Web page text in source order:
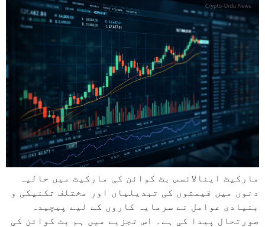
مارکیٹ اینالائسس بٹ کوائن کی مارکیٹ میں حالیہ
دنوں میں قیمتوں کی تبدیلیاں اور مختلف تکنیکی و
بنیادی عوامل نے سرمایہ کاروں کے لیے پیچیدہ
صورتحال پیدا کی ہے۔ اس تجزیے میں ہم بٹ کوائن کی